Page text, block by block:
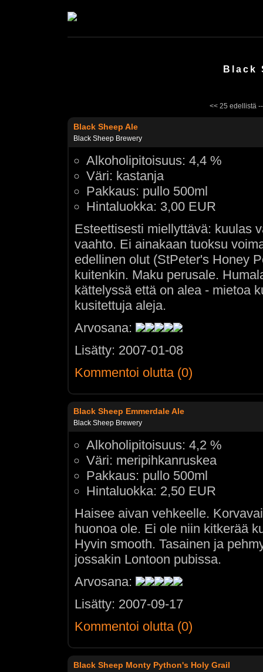
Black
<< 25 edellistä
Black Sheep Ale
Black Sheep Brewery
Alkoholipitoisuus: 4,4 %
Väri: kastanja
Pakkaus: pullo 500ml
Hintaluokka: 3,00 EUR
Esteettisesti miellyttävä: kuulas
vaahto. Ei ainakaan tuoksu
edellinen olut (StPeter's Honey
kuitenkin. Maku perusale.
kättelyssä että on alea - mietoa
kusitettuja aleja.
Arvosana:
Lisätty: 2007-01-08
Kommentoi olutta (0)
Black Sheep Emmerdale Ale
Black Sheep Brewery
Alkoholipitoisuus: 4,2 %
Väri: meripihkanruskea
Pakkaus: pullo 500ml
Hintaluokka: 2,50 EUR
Haisee aivan vehkeelle.
huonoa ole. Ei ole niin kitkerää
Hyvin smooth. Tasainen ja
jossakin Lontoon pubissa.
Arvosana:
Lisätty: 2007-09-17
Kommentoi olutta (0)
Black Sheep Monty Python's Holy Grail